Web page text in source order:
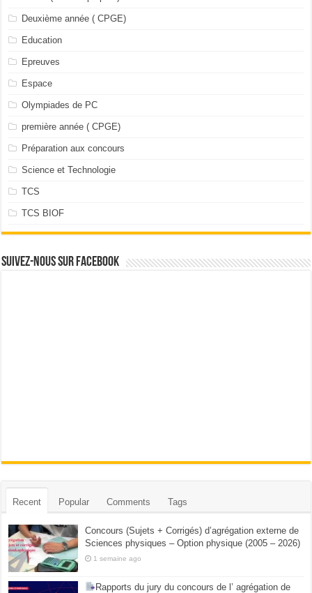
Deuxième année ( CPGE)
Education
Epreuves
Espace
Olympiades de PC
première année ( CPGE)
Préparation aux concours
Science et Technologie
TCS
TCS BIOF
Suivez-nous sur facebook
Recent Popular Comments Tags
Concours (Sujets + Corrigés) d’agrégation externe de
Sciences physiques – Option physique (2005 – 2026)
1 semaine ago
Rapports du jury du concours de l’ agrégation de